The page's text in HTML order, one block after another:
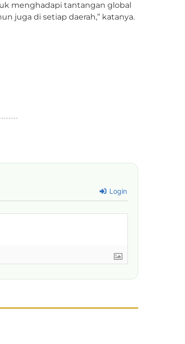
menghadapi tantangan global
juga di setiap daerah,” katanya.
Login